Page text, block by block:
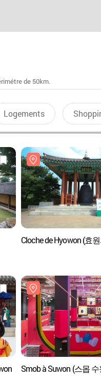
de 50km.
Logements
Cloche de Hyowon (효
Smob à Suwon (스몹 수